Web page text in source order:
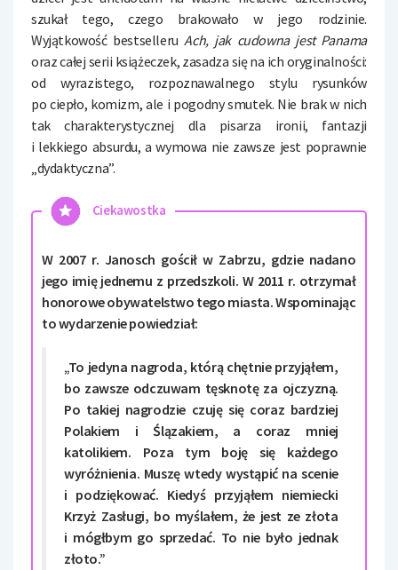
szukał tego, czego brakowało w jego rodzinie.
Wyjątkowość bestselleru Ach, jak cudowna jest Panama
oraz całej serii książeczek, zasadza się na ich oryginalności:
od wyrazistego, rozpoznawalnego stylu rysunków
po ciepło, komizm, ale i pogodny smutek. Nie brak w nich
tak charakterystycznej dla pisarza ironii, fantazji
i lekkiego absurdu, a wymowa nie zawsze jest poprawnie
„dydaktyczna”.
Ciekawostka
W 2007 r. Janosch gościł w Zabrzu, gdzie nadano
jego imię jednemu z przedszkoli. W 2011 r. otrzymał
honorowe obywatelstwo tego miasta. Wspominając
to wydarzenie powiedział:
„To jedyna nagroda, którą chętnie przyjąłem,
bo zawsze odczuwam tęsknotę za ojczyzną.
Po takiej nagrodzie czuję się coraz bardziej
Polakiem i Ślązakiem, a coraz mniej
katolikiem. Poza tym boję się każdego
wyróżnienia. Muszę wtedy wystąpić na scenie
i podziękować. Kiedyś przyjąłem niemiecki
Krzyż Zasługi, bo myślałem, że jest ze złota
i mógłbym go sprzedać. To nie było jednak
złoto.”